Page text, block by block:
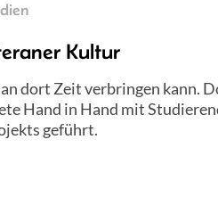
Kultur
dort Zeit verbringen kann.
Hand in Hand mit
geführt.